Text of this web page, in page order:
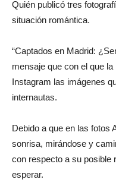
Quién publicó tres
situación romántica.
“Captados en Madrid:
mensaje que con el que
Instagram las imágenes
internautas.
Debido a que en las fotos
sonrisa, mirándose y
con respecto a su posible
esperar.